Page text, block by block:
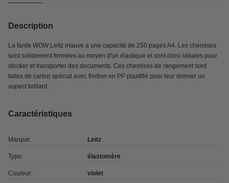
Description
La farde WOW Leitz mauve a une capacité de 250 pages A4. Les chemises
sont solidement fermées au moyen d'un élastique et sont donc idéales pour
stocker et transporter des documents. Ces chemises de rangement sont
faites de carton spécial avec finition en PP plastifié pour leur donner un
aspect brillant.
Caractéristiques
Marque: Leitz
Type: élastomère
Couleur: violet